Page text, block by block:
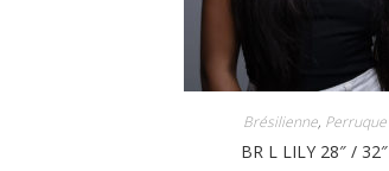
Brésilienne, Perruque
BR L LILY 28″ / 32″